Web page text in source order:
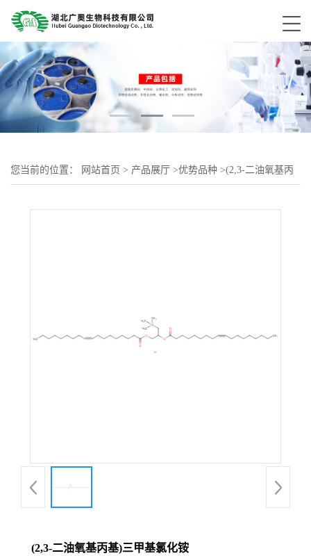
您当前的位置： 网站首页 > 产品展厅 >优势品种 >(2,3-二油氧基丙
(2,3-二油氧基丙基)三甲基氯化铵